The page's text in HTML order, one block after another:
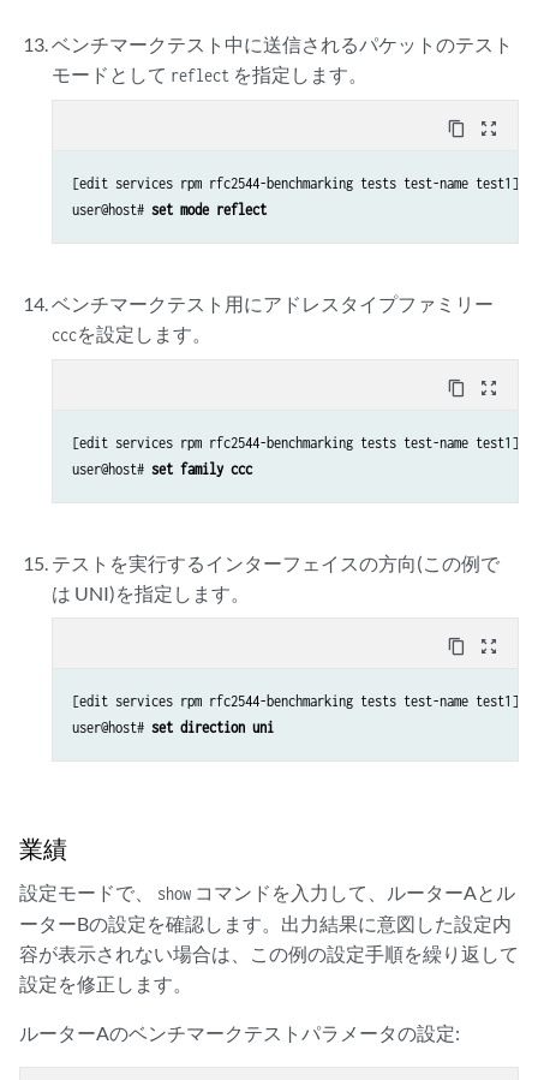
ベンチマークテスト中に送信されるパケットのテスト
モードとして reflect を指定します。
content_copy zoom_out_map
[edit services rpm rfc2544-benchmarking tests test-name test1]
user@host# set mode reflect
ベンチマークテスト用にアドレスタイプファミリー
cccを設定します。
content_copy zoom_out_map
[edit services rpm rfc2544-benchmarking tests test-name test1]
user@host# set family ccc
テストを実行するインターフェイスの方向(この例で
は UNI)を指定します。
content_copy zoom_out_map
[edit services rpm rfc2544-benchmarking tests test-name test1]
user@host# set direction uni
業績
設定モードで、 show コマンドを入力して、ルーターAとル
ーターBの設定を確認します。出力結果に意図した設定内
容が表示されない場合は、この例の設定手順を繰り返して
設定を修正します。
ルーターAのベンチマークテストパラメータの設定: